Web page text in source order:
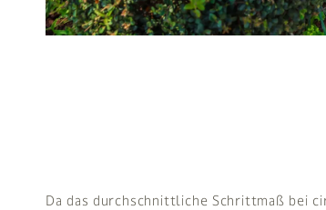
Da das durchschnittliche Schrittmaß bei